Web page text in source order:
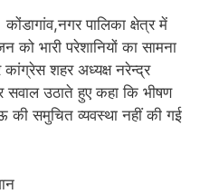
पालिका क्षेत्र में
को भारी परेशानियों का सामना
शहर अध्यक्ष नरेन्द्र
सवाल उठाते हुए कहा कि भीषण
की समुचित व्यवस्था नहीं की गई